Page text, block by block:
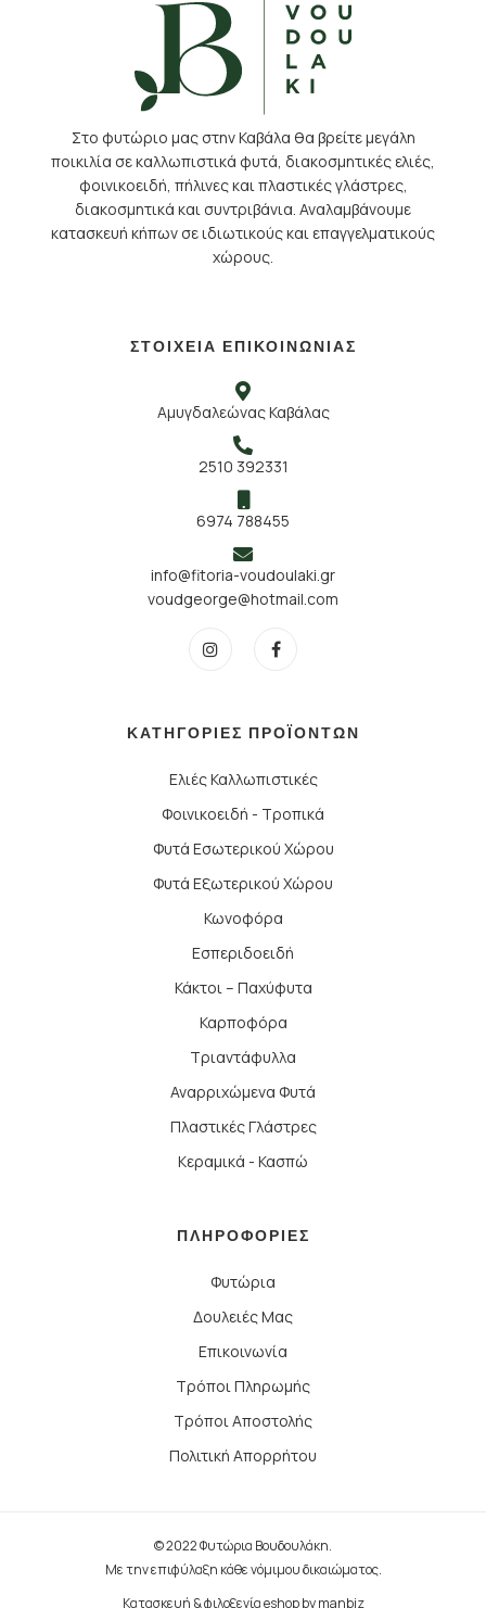
Στο φυτώριο μας στην Καβάλα θα βρείτε μεγάλη
ποικιλία σε καλλωπιστικά φυτά, διακοσμητικές ελιές,
φοινικοειδή, πήλινες και πλαστικές γλάστρες,
διακοσμητικά και συντριβάνια. Αναλαμβάνουμε
κατασκευή κήπων σε ιδιωτικούς και επαγγελματικούς
χώρους.
ΣΤΟΙΧΕΙΑ ΕΠΙΚΟΙΝΩΝΙΑΣ
Αμυγδαλεώνας Καβάλας
2510 392331
6974 788455
info@fitoria-voudoulaki.gr
voudgeorge@hotmail.com
ΚΑΤΗΓΟΡΙΕΣ ΠΡΟΪΟΝΤΩΝ
Ελιές Καλλωπιστικές
Φοινικοειδή - Τροπικά
Φυτά Εσωτερικού Χώρου
Φυτά Εξωτερικού Χώρου
Κωνοφόρα
Εσπεριδοειδή
Κάκτοι – Παχύφυτα
Καρποφόρα
Τριαντάφυλλα
Αναρριχώμενα Φυτά
Πλαστικές Γλάστρες
Κεραμικά - Κασπώ
ΠΛΗΡΟΦΟΡΙΕΣ
Φυτώρια
Δουλειές Μας
Επικοινωνία
Τρόποι Πληρωμής
Τρόποι Αποστολής
Πολιτική Απορρήτου
© 2022 Φυτώρια Βουδουλάκη.
Με την επιφύλαξη κάθε νόμιμου δικαιώματος.
Κατασκευή & φιλοξενία eshop bymanbiz